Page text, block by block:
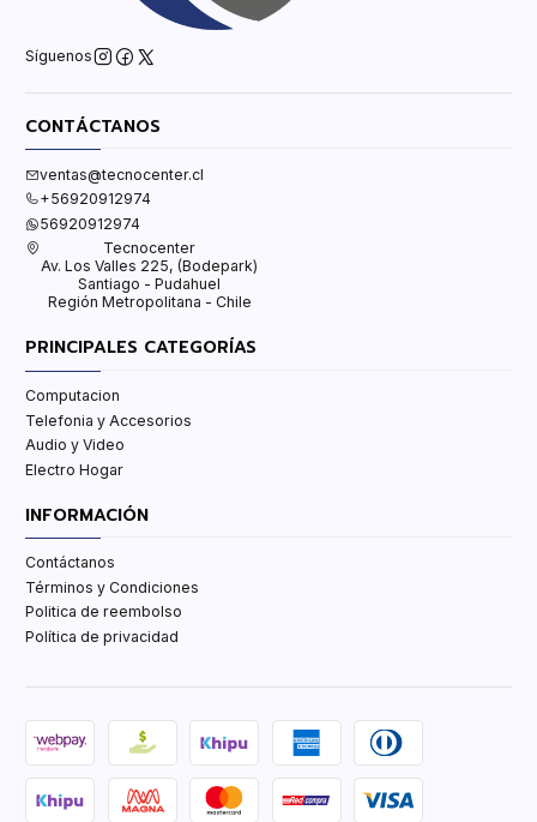
Síguenos
CONTÁCTANOS
ventas@tecnocenter.cl
+56920912974
56920912974
Tecnocenter
Av. Los Valles 225, (Bodepark)
Santiago - Pudahuel
Región Metropolitana - Chile
PRINCIPALES CATEGORÍAS
Computacion
Telefonia y Accesorios
Audio y Video
Electro Hogar
INFORMACIÓN
Contáctanos
Términos y Condiciones
Politica de reembolso
Política de privacidad